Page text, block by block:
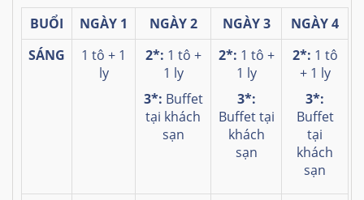
BUỔI NGÀY 1 NGÀY 2 NGÀY 3
NGÀY 4
SÁNG
1 tô + 1
ly
2*: 1 tô +
1 ly
3*: Buffet
tại khách
sạn
2*: 1 tô +
1 ly
3*:
Buffet tại
khách
sạn
2*: 1 tô
+ 1 ly
3*:
Buffet
tại
khách
sạn